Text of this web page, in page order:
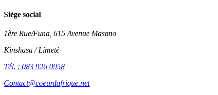
Siège social
1ère Rue/Funa, 615 Avenue Masano
Kinshasa / Limeté
Tél. : 083 926 0958
Contact@coeurdafrique.net